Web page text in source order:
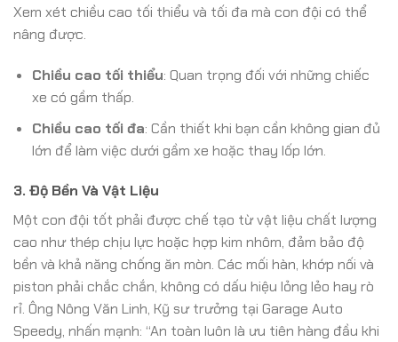
Xem xét chiều cao tối thiểu và tối đa mà con đội có thể
nâng được.
Chiều cao tối thiểu: Quan trọng đối với những chiếc
xe có gầm thấp.
Chiều cao tối đa: Cần thiết khi bạn cần không gian đủ
lớn để làm việc dưới gầm xe hoặc thay lốp lớn.
3. Độ Bền Và Vật Liệu
Một con đội tốt phải được chế tạo từ vật liệu chất lượng
cao như thép chịu lực hoặc hợp kim nhôm, đảm bảo độ
bền và khả năng chống ăn mòn. Các mối hàn, khớp nối và
piston phải chắc chắn, không có dấu hiệu lỏng lẻo hay rò
rỉ. Ông Nông Văn Linh, Kỹ sư trưởng tại Garage Auto
Speedy, nhấn mạnh: “An toàn luôn là ưu tiên hàng đầu khi